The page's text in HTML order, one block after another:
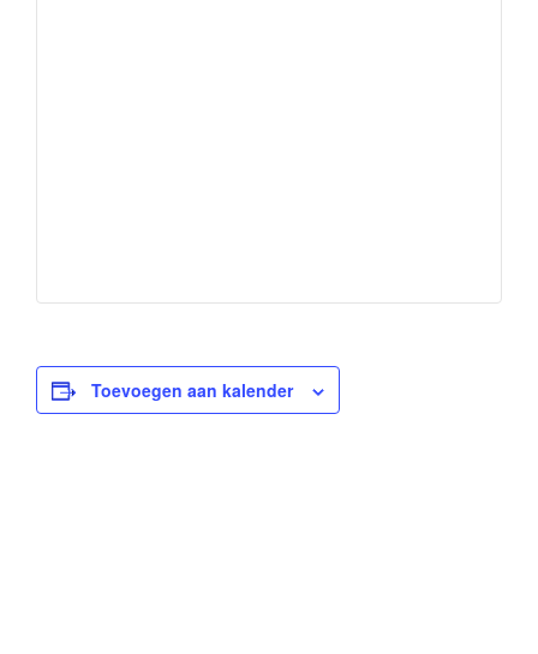
Toevoegen aan kalender